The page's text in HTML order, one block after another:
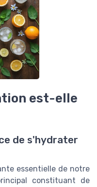
est-elle
de s'hydrater
essentielle de notre
constituant de